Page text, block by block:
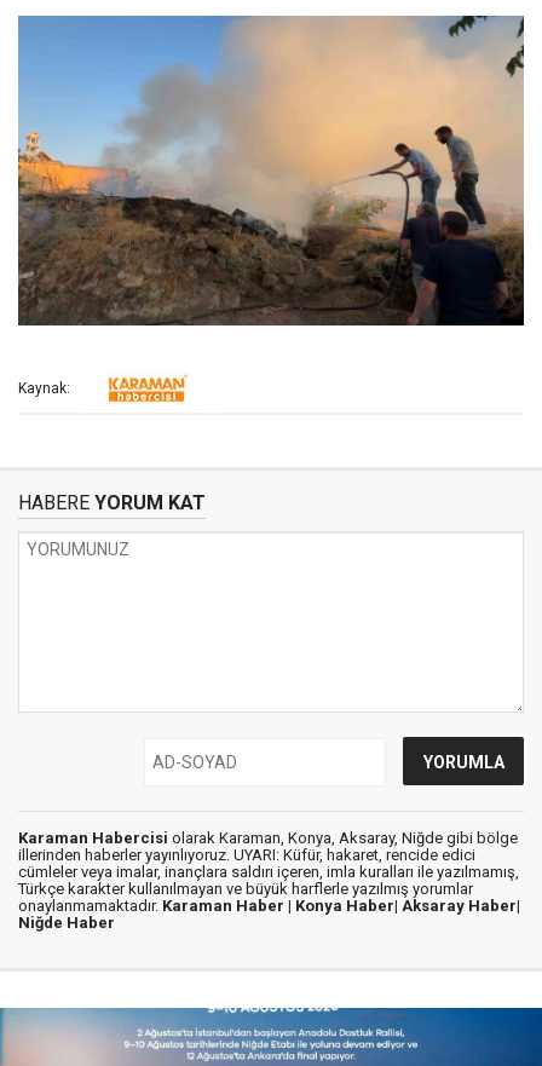
Kaynak:
HABERE YORUM KAT
Karaman Habercisi olarak Karaman, Konya, Aksaray, Niğde gibi bölge
illerinden haberler yayınlıyoruz. UYARI: Küfür, hakaret, rencide edici
cümleler veya imalar, inançlara saldırı içeren, imla kuralları ile yazılmamış,
Türkçe karakter kullanılmayan ve büyük harflerle yazılmış yorumlar
onaylanmamaktadır. Karaman Haber | Konya Haber| Aksaray Haber|
Niğde Haber